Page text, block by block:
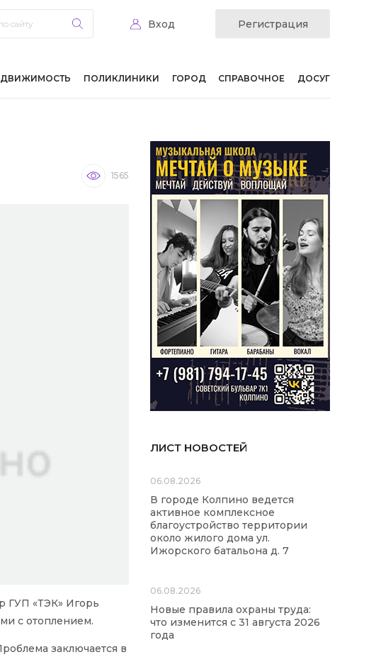
Вход Регистрация
ПОЛИКЛИНИКИ ГОРОД СПРАВОЧНОЕ ДОСУГ
1565
ГУП «ТЭК» Игорь
с отоплением.
заключается в
ЛИСТ НОВОСТЕЙ
06.08.2026
В городе Колпино ведется
активное комплексное
благоустройство территории
около жилого дома ул.
Ижорского батальона д. 7
06.08.2026
Новые правила охраны труда:
что изменится с 31 августа 2026
года